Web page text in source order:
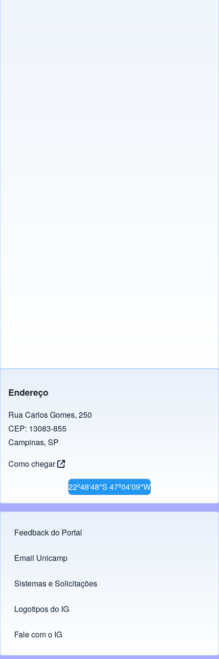
Endereço
Rua Carlos Gomes, 250
CEP: 13083-855
Campinas, SP
Como chegar
22º48'48"S 47º04'09"W
Footer menu
Feedback do Portal
Links
Email Unicamp
(opens in new tab)
Sistemas e Solicitações
(opens in new tab)
Logotipos do IG
(opens in new tab)
Fale com o IG